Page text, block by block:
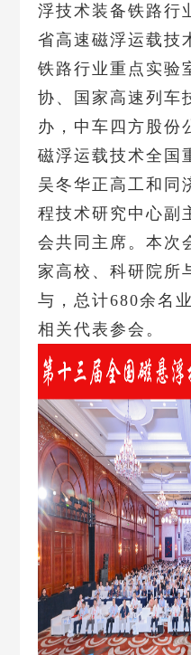
浮技术装备铁路行
省高速磁浮运载技
铁路行业重点实验
协、国家高速列车
办，中车四方股份
磁浮运载技术全国
吴冬华正高工和同
程技术研究中心副
会共同主席。本次
家高校、科研院所
与，总计680余名
相关代表参会。